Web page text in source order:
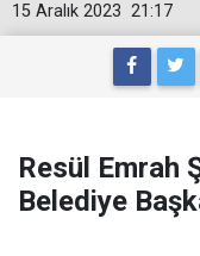
21:17
15 Aralık 2023
Resül Emrah
Belediye